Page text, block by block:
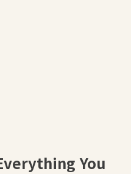
Everything You